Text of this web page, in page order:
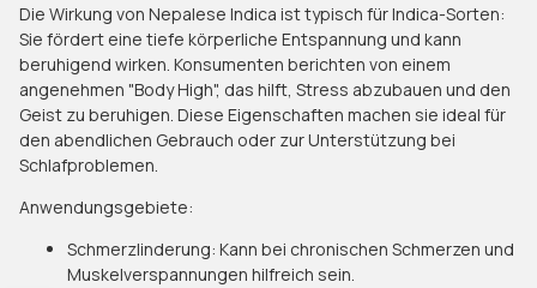
Die Wirkung von Nepalese Indica ist typisch für Indica-Sorten:
Sie fördert eine tiefe körperliche Entspannung und kann
beruhigend wirken. Konsumenten berichten von einem
angenehmen "Body High", das hilft, Stress abzubauen und den
Geist zu beruhigen. Diese Eigenschaften machen sie ideal für
den abendlichen Gebrauch oder zur Unterstützung bei
Schlafproblemen.​
Anwendungsgebiete:
Schmerzlinderung: Kann bei chronischen Schmerzen und
Muskelverspannungen hilfreich sein.​